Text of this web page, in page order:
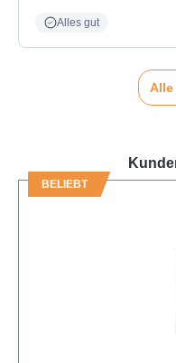
Alles gut
Alle
BELIEBT